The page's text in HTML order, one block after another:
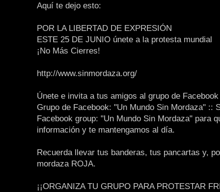
Aquí te dejo esto:
POR LA LIBERTAD DE EXPRESIÓN
ESTE 25 DE JUNIO únete a la protesta mundial
¡No Más Cierres!
http://www.sinmordaza.org/
Únete e invita a tus amigos al grupo de
Grupo de Facebook: "Un Mundo Sin Mordaza" ::
Facebook group: "Un Mundo Sin Mordaza" para
información y te mantengamos al día.
Recuerda llevar tus banderas, tus pancartas y,
mordaza ROJA.
¡¡ORGANIZA TU GRUPO PARA PROTESTAR